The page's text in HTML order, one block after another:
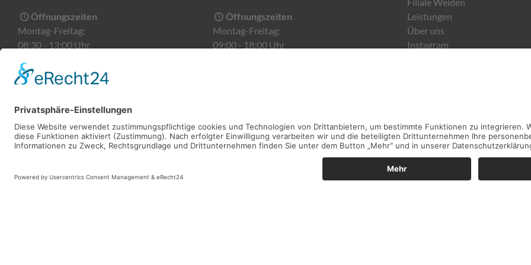
Öffnungszeiten
Montag-Freitag:
08:30 - 13:00 Uhr
Samstag:
09:30 - 12:00 Uhr
Kontaktdaten
Tel:09682 182543
Fax:09682 182544
Öffnungszeiten
Montag-Freitag:
09:00 - 18:00 Uhr
Filiale Weiden
Leistungen
Über uns
Instagram
Cookie-Einstellungen